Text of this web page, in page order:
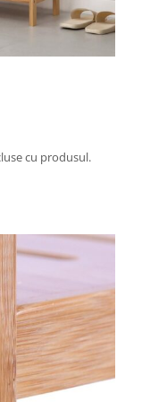
cu produsul.